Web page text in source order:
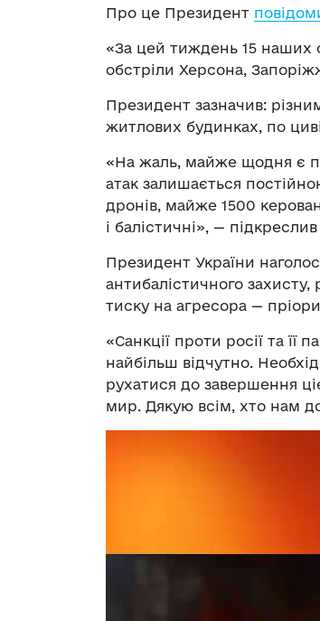
Про це Президент
«За цей тиждень 15 наших
обстріли Херсона,
Президент зазначив:
житлових будинках, по
«На жаль, майже щодня є
атак залишається
дронів, майже 1500
і балістичні», —
Президент України
антибалістичного
тиску на агресора —
«Санкції проти росії та
найбільш відчутно.
рухатися до завершення
мир. Дякую всім, хто нам